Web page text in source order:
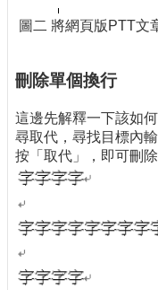
圖二 將網頁版PTT文
刪除單個換行
這邊先解釋一下該如
尋取代，尋找目標內
按「取代」，即可刪除